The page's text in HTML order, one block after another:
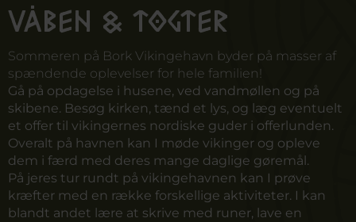
VÅBEN & TOGTER
Sommeren på Bork Vikingehavn byder på masser af
spændende oplevelser for hele familien!
Gå på opdagelse i husene, ved vandmøllen og på
skibene. Besøg kirken, tænd et lys, og læg eventuelt
et offer til vikingernes nordiske guder i offerlunden.
Overalt på havnen kan I møde vikinger og opleve
dem i færd med deres mange daglige gøremål.
På jeres tur rundt på vikingehavnen kan I prøve
kræfter med en række forskellige aktiviteter. I kan
blandt andet lære at skrive med runer, lave en